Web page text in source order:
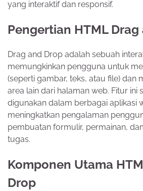
yang interaktif dan responsif.
Pengertian HTML
Drag and Drop adalah sebuah
memungkinkan pengguna untuk
(seperti gambar, teks, atau file) dan
area lain dari halaman web. Fitur ini
digunakan dalam berbagai aplikasi
meningkatkan pengalaman
pembuatan formulir, permainan,
tugas.
Komponen Utama
Drop